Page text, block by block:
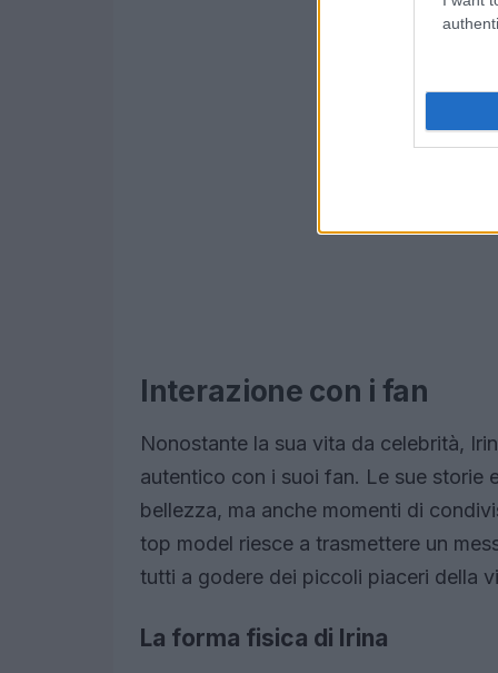
Interazione con i fan
Nonostante la sua vita da celebrità,
autentico con i suoi fan. Le sue storie
bellezza, ma anche momenti di
top model riesce a trasmettere un
tutti a godere dei piccoli piaceri della
La forma fisica di Irina